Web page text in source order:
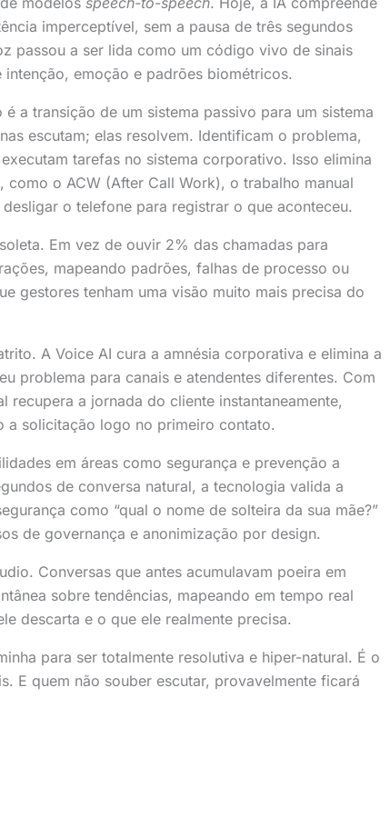
imperceptível, sem a pausa de três segundos
passou a ser lida como um código vivo de sinais
emoção e padrões biométricos.
a transição de um sistema passivo para um sistema
escutam; elas resolvem. Identificam o problema,
tarefas no sistema corporativo. Isso elimina
o ACW (After Call Work), o trabalho manual
o telefone para registrar o que aconteceu.
Em vez de ouvir 2% das chamadas para
mapeando padrões, falhas de processo ou
gestores tenham uma visão muito mais precisa do
A Voice AI cura a amnésia corporativa e elimina a
problema para canais e atendentes diferentes. Com
a jornada do cliente instantaneamente,
a solicitação logo no primeiro contato.
em áreas como segurança e prevenção a
de conversa natural, a tecnologia valida a
como “qual o nome de solteira da sua mãe?”
de governança e anonimização por design.
Conversas que antes acumulavam poeira em
sobre tendências, mapeando em tempo real
descarta e o que ele realmente precisa.
para ser totalmente resolutiva e hiper-natural. É o
E quem não souber escutar, provavelmente ficará